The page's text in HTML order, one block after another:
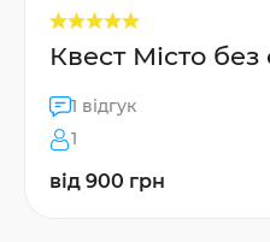
Квест Місто
1 відгук
1
від 900 грн